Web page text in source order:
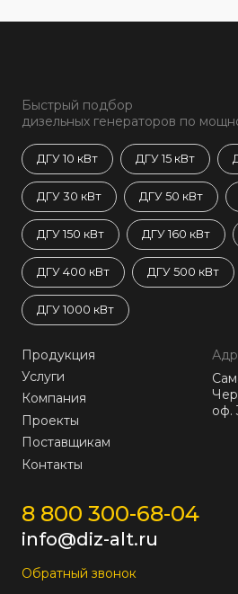
Быстрый подбор
дизельных генераторов по
ДГУ 10 кВт ДГУ 15 кВт
ДГУ 30 кВт ДГУ 50 кВт
ДГУ 150 кВт ДГУ 160 кВт
ДГУ 400 кВт ДГУ 500 кВт
ДГУ 1000 кВт
Продукция
Услуги
Компания
Проекты
Поставщикам
Контакты
оф.
8 800 300-68-04
info@diz-alt.ru
Обратный звонок